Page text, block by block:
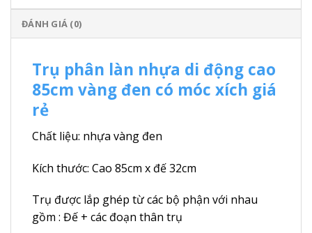
ĐÁNH GIÁ (0)
Trụ phân làn nhựa di động cao
85cm vàng đen có móc xích giá
rẻ
Chất liệu: nhựa vàng đen
Kích thước: Cao 85cm x đế 32cm
Trụ được lắp ghép từ các bộ phận với nhau
gồm : Đế + các đoạn thân trụ